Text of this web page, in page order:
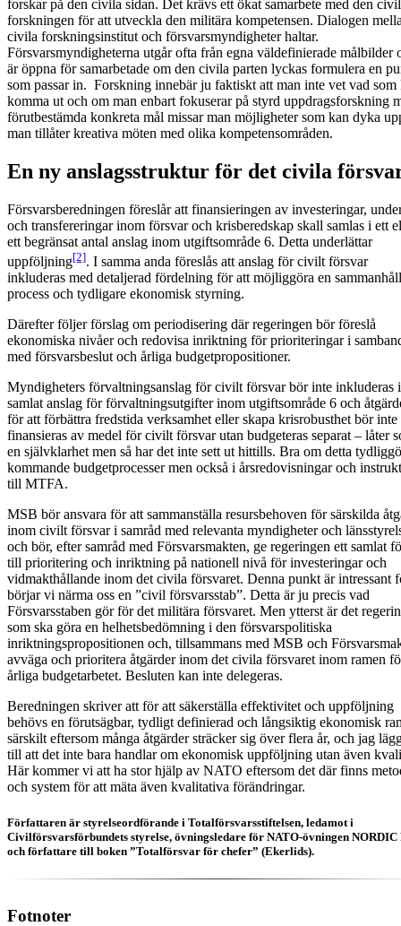
forskar på den civila sidan. Det krävs ett ökat samarbete med den
forskningen för att utveckla den militära kompetensen. Dialogen
civila forskningsinstitut och försvarsmyndigheter haltar.
Försvarsmyndigheterna utgår ofta från egna väldefinierade målbilder
är öppna för samarbetade om den civila parten lyckas formulera en
som passar in. Forskning innebär ju faktiskt att man inte vet vad som
komma ut och om man enbart fokuserar på styrd uppdragsforskning
förutbestämda konkreta mål missar man möjligheter som kan dyka
man tillåter kreativa möten med olika kompetensområden.
En ny anslagsstruktur för det civila
Försvarsberedningen föreslår att finansieringen av investeringar,
och transfereringar inom försvar och krisberedskap skall samlas i ett
ett begränsat antal anslag inom utgiftsområde 6. Detta underlättar
uppföljning[2]. I samma anda föreslås att anslag för civilt försvar
inkluderas med detaljerad fördelning för att möjliggöra en
process och tydligare ekonomisk styrning.
Därefter följer förslag om periodisering där regeringen bör föreslå
ekonomiska nivåer och redovisa inriktning för prioriteringar i
med försvarsbeslut och årliga budgetpropositioner.
Myndigheters förvaltningsanslag för civilt försvar bör inte inkluderas
samlat anslag för förvaltningsutgifter inom utgiftsområde 6 och
för att förbättra fredstida verksamhet eller skapa krisrobusthet bör inte
finansieras av medel för civilt försvar utan budgeteras separat – låter
en självklarhet men så har det inte sett ut hittills. Bra om detta
kommande budgetprocesser men också i årsredovisningar och
till MTFA.
MSB bör ansvara för att sammanställa resursbehoven för särskilda
inom civilt försvar i samråd med relevanta myndigheter och
och bör, efter samråd med Försvarsmakten, ge regeringen ett samlat
till prioritering och inriktning på nationell nivå för investeringar och
vidmakthållande inom det civila försvaret. Denna punkt är intressant
börjar vi närma oss en ”civil försvarsstab”. Detta är ju precis vad
Försvarsstaben gör för det militära försvaret. Men ytterst är det
som ska göra en helhetsbedömning i den försvarspolitiska
inriktningspropositionen och, tillsammans med MSB och
avväga och prioritera åtgärder inom det civila försvaret inom ramen
årliga budgetarbetet. Besluten kan inte delegeras.
Beredningen skriver att för att säkerställa effektivitet och uppföljning
behövs en förutsägbar, tydligt definierad och långsiktig ekonomisk
särskilt eftersom många åtgärder sträcker sig över flera år, och jag
till att det inte bara handlar om ekonomisk uppföljning utan även
Här kommer vi att ha stor hjälp av NATO eftersom det där finns
och system för att mäta även kvalitativa förändringar.
Författaren är styrelseordförande i Totalförsvarsstiftelsen, ledamot i
Civilförsvarsförbundets styrelse, övningsledare för NATO-övningen NORDIC
och författare till boken ”Totalförsvar för chefer” (Ekerlids).
Fotnoter